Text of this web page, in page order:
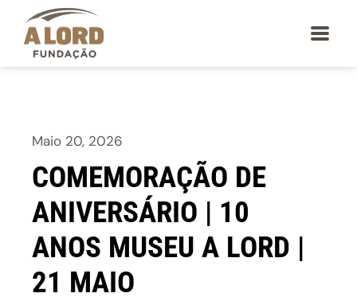
Maio 20, 2026
COMEMORAÇÃO DE
ANIVERSÁRIO | 10
ANOS MUSEU A LORD |
21 MAIO